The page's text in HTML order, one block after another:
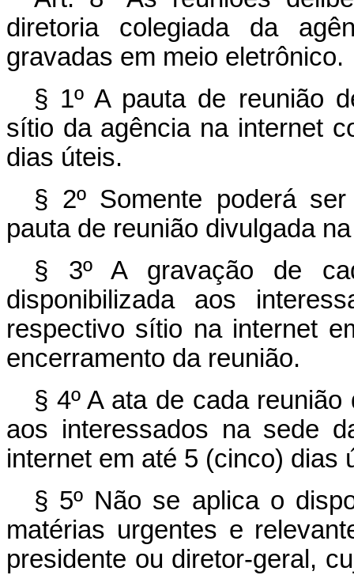
diretoria colegiada da
gravadas em meio eletrônico.
§ 1º A pauta de reunião
sítio da agência na internet
dias úteis.
§ 2º Somente poderá
pauta de reunião divulgada
§ 3º A gravação de
disponibilizada aos
respectivo sítio na internet
encerramento da reunião.
§ 4º A ata de cada
aos interessados na sede
internet em até 5 (cinco) dias
§ 5º Não se aplica o
matérias urgentes e
presidente ou diretor-geral,